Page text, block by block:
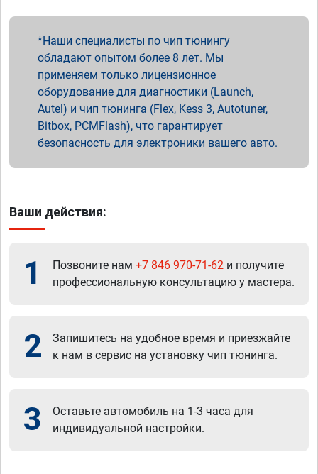
Наши специалисты по чип тюнингу
обладают опытом более 8 лет. Мы
применяем только лицензионное
оборудование для диагностики (Launch,
Autel) и чип тюнинга (Flex, Kess 3, Autotuner,
Bitbox, PCMFlash), что гарантирует
безопасность для электроники вашего авто.
Ваши действия:
1 Позвоните нам +7 846 970-71-62 и получите
профессиональную консультацию у мастера.
2
Запишитесь на удобное время и приезжайте
к нам в сервис на установку чип тюнинга.
3
Оставьте автомобиль на 1-3 часа для
индивидуальной настройки.